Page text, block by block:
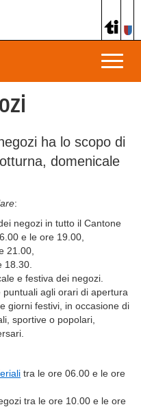
Toggle
ha lo scopo di
domenicale
:
negozi in tutto il Cantone
e le ore 19.00,
21.00,
18.30.
e festiva dei negozi.
agli orari di apertura
giorni festivi, in occasione di
sportive o popolari,
tra le ore 06.00 e le ore
tra le ore 10.00 e le ore